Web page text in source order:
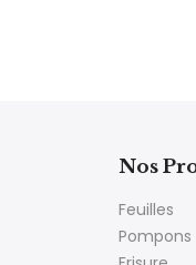
Nos
Feuilles
Pompons